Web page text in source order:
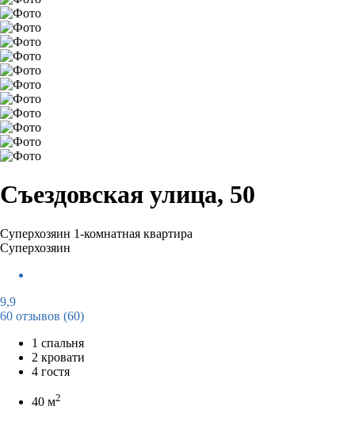
Съездовская улица, 50
Суперхозяин 1-комнатная квартира
Суперхозяин
9,9
60 отзывов (60)
1 спальня
2 кровати
4 гостя
40 м2